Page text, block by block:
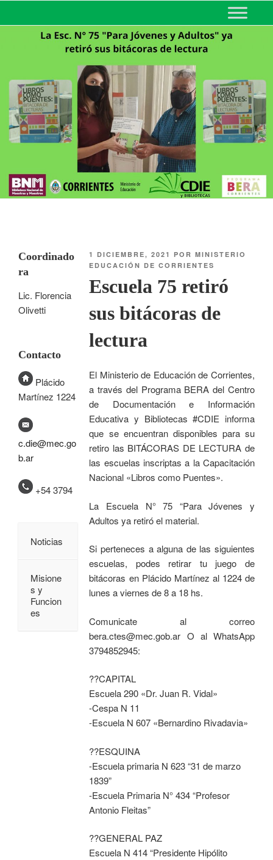
MINISTERIO DE EDUCACIÓN
DE CORRIENTES
1 DICIEMBRE, 2021 PORMINISTERIO
EDUCACIÓN DE CORRIENTES
Escuela 75 retiró
sus bitácoras de
lectura
El Ministerio de Educación de Corrientes,
a través del Programa BERA del Centro
de Documentación e Información
Educativa y Bibliotecas #CDIE informa
que se encuentran disponibles para su
retiro las BITÁCORAS DE LECTURA de
las escuelas inscriptas a la Capacitación
Nacional «Libros como Puentes».
La Escuela N° 75 “Para Jóvenes y
Adultos ya retiró el material.
Si perteneces a alguna de las siguientes
escuelas, podes retirar tu juego de
bitácoras en Plácido Martínez al 1224 de
lunes a viernes de 8 a 18 hs.
Comunicate al correo
bera.ctes@mec.gob.ar O al WhatsApp
3794852945:
??CAPITAL
Escuela 290 «Dr. Juan R. Vidal»
-Cespa N 11
-Escuela N 607 «Bernardino Rivadavia»
??ESQUINA
-Escuela primaria N 623 “31 de marzo
1839”
-Escuela Primaria N° 434 “Profesor
Antonio Fleitas”
??GENERAL PAZ
Escuela N 414 “Presidente Hipólito
Coordinado
ra
Lic. Florencia
Olivetti
Contacto
Plácido
Martínez 1224
c.die@mec.go
b.ar
+54 3794
Noticias
Misione
s y
Funcion
es